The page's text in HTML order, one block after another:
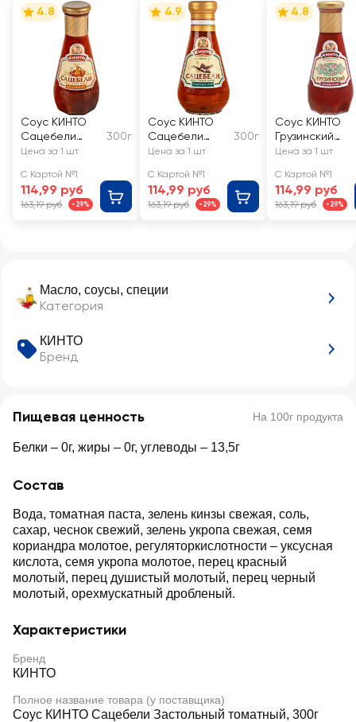
Масло, соусы, специи
Категория
КИНТО
Бренд
Пищевая ценность На 100г продукта
Белки – 0г, жиры – 0г, углеводы – 13,5г
Состав
Вода, томатная паста, зелень кинзы свежая, соль,
сахар, чеснок свежий, зелень укропа свежая, семя
кориандра молотое, регуляторкислотности – уксусная
кислота, семя укропа молотое, перец красный
молотый, перец душистый молотый, перец черный
молотый, орехмускатный дробленый.
Характеристики
Бренд
КИНТО
Полное название товара (у поставщика)
Соус КИНТО Сацебели Застольный томатный, 300г
4.8
Соус КИНТО
Сацебели
Домашний
300г
Цена за 1 шт
С Картой №1
114,99 руб
163,19 руб -29%
4.9
Соус КИНТО
Сацебели
Охотничий
300г
Цена за 1 шт
С Картой №1
114,99 руб
163,19 руб -29%
4.8
Соус КИНТО
Грузинский
Шашлычный
Цена за 1 шт
С Картой №1
114,99 руб
163,19 руб -29%